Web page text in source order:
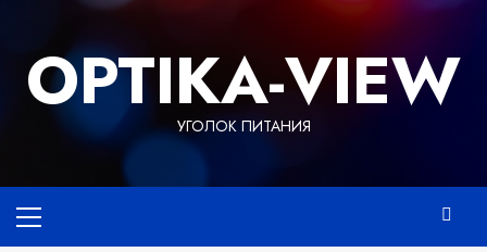
содержимому
OPTIKA-VIEW
УГОЛОК ПИТАНИЯ
меню